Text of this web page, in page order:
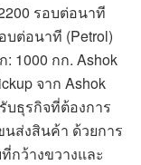
รอบต่อนาที
บต่อนาที (Petrol)
1000 กก. Ashok
จาก Ashok
บธุรกิจที่ต้องการ
ส่งสินค้า ด้วยการ
กว้างขวางและ